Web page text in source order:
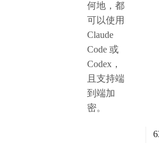
何地，都
可以使用
Claude
Code 或
Codex，
且支持端
到端加
密。